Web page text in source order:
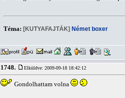
Téma: [KUTYAFAJTÁK] Német boxer
1748. Elküldve: 2009-09-18 18:42:12
Gondolhattam volna